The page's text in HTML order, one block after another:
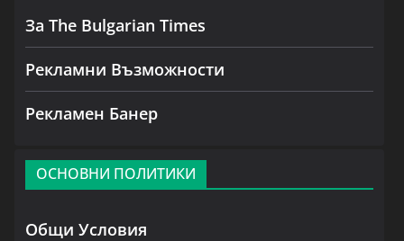
За The Bulgarian Times
Рекламни Възможности
Рекламен Банер
ОСНОВНИ ПОЛИТИКИ
Общи Условия